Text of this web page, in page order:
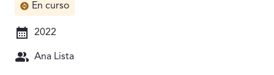
En curso
2022
Ana Lista